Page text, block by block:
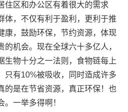
住区和办公区有着很大的需求
体，不仅有利于盈利，更利于推
康，鼓励环保，节约资源，体现
机会。现在全球六十多亿人，
生物十分之一法则，食物链每上
只有10%被吸收，同时造成许多
的是在节省资源，真正环保！也
一举多得啊！